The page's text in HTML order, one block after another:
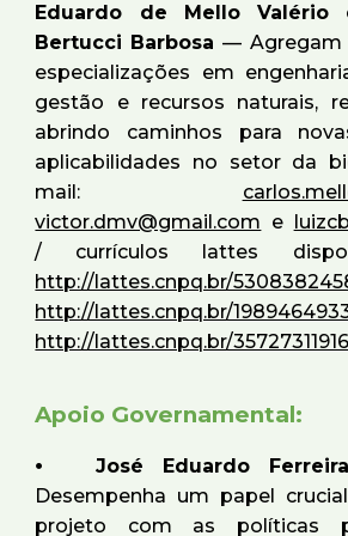
Eduardo de Mello Valério
Bertucci Barbosa— Agregam
especializações em
gestão e recursos naturais,
abrindo caminhos para
aplicabilidades no setor da
mail:
victor.dmv@gmail.com e
/ currículos lattes
http://lattes.cnpq.br/
http://lattes.cnpq.br/
http://lattes.cnpq.br/
Apoio Governamental:
⦁ José Eduardo
Desempenha um papel
projeto com as políticas